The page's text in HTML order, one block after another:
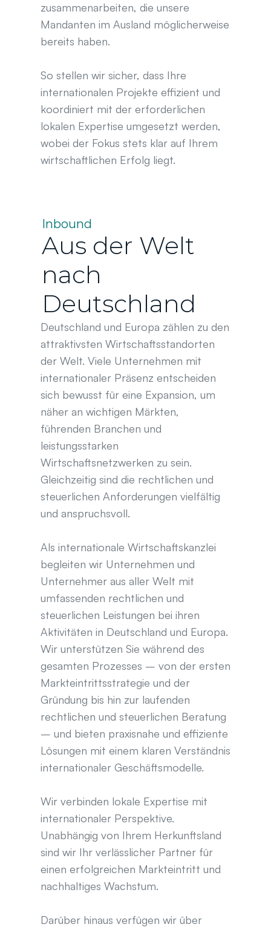
zusammenarbeiten, die unsere
Mandanten im Ausland möglicherweise
bereits haben.
So stellen wir sicher, dass Ihre
internationalen Projekte effizient und
koordiniert mit der erforderlichen
lokalen Expertise umgesetzt werden,
wobei der Fokus stets klar auf Ihrem
wirtschaftlichen Erfolg liegt.
Inbound
Aus der Welt
nach
Deutschland
Deutschland und Europa zählen zu den
attraktivsten Wirtschaftsstandorten
der Welt. Viele Unternehmen mit
internationaler Präsenz entscheiden
sich bewusst für eine Expansion, um
näher an wichtigen Märkten,
führenden Branchen und
leistungsstarken
Wirtschaftsnetzwerken zu sein.
Gleichzeitig sind die rechtlichen und
steuerlichen Anforderungen vielfältig
und anspruchsvoll.
Als internationale Wirtschaftskanzlei
begleiten wir Unternehmen und
Unternehmer aus aller Welt mit
umfassenden rechtlichen und
steuerlichen Leistungen bei ihren
Aktivitäten in Deutschland und Europa.
Wir unterstützen Sie während des
gesamten Prozesses – von der ersten
Markteintrittsstrategie und der
Gründung bis hin zur laufenden
rechtlichen und steuerlichen Beratung
– und bieten praxisnahe und effiziente
Lösungen mit einem klaren Verständnis
internationaler Geschäftsmodelle.
Wir verbinden lokale Expertise mit
internationaler Perspektive.
Unabhängig von Ihrem Herkunftsland
sind wir Ihr verlässlicher Partner für
einen erfolgreichen Markteintritt und
nachhaltiges Wachstum.
Darüber hinaus verfügen wir über